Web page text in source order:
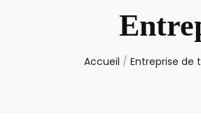
Accueil / Entreprise de